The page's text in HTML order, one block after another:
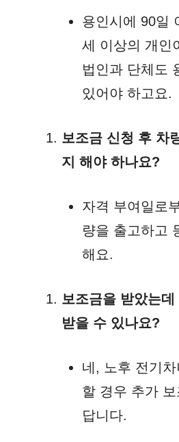
용인시에 90일
세 이상의 개인
법인과 단체도
있어야 하고요.
보조금 신청 후 차
지 해야 하나요?
자격 부여일로
량을 출고하고
해요.
보조금을 받았는
받을 수 있나요?
네, 노후 전기
할 경우 추가
답니다.